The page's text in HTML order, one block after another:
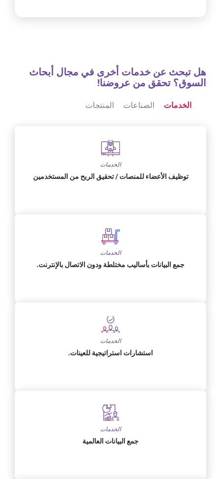
هل تبحث عن خدمات أخرى في مجال أبحاث
السوق؟ تحقق من عروضنا!
الخدمات الصناعات المنتجات
الخدمات
توظيف الأعضاء للمنصات / تحقيق الربح من المستخدمين
الخدمات
جمع البيانات بأساليب مختلطة ودون الاتصال بالإنترنت.
الخدمات
استشارات استراتيجية للعينات.
الخدمات
جمع البيانات العالمية